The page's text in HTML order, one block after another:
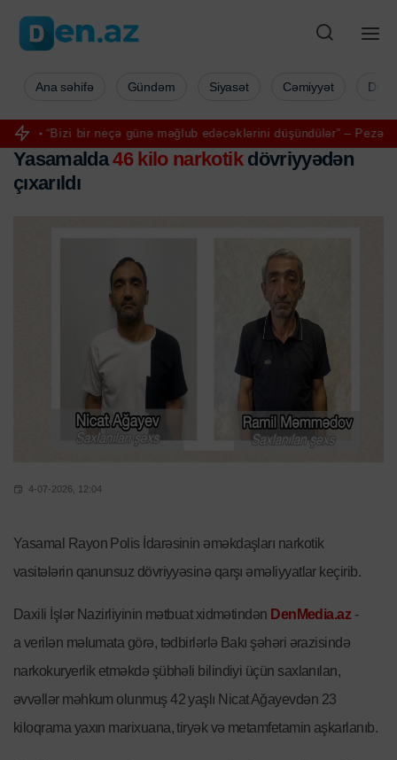
“Bizi bir neçə günə məğlub edəcəklərini düşündülər” – Pezəşkian
Ana səhifə Gündəm Siyasət Cəmiyyət
Yasamalda46 kilo narkotikdövriyyədən
çıxarıldı
4-07-2026, 12:04
Yasamal Rayon Polis İdarəsinin əməkdaşları narkotik
vasitələrin qanunsuz dövriyyəsinə qarşı əməliyyatlar keçirib.
Daxili İşlər Nazirliyinin mətbuat xidmətindən DenMedia.az-
a verilən məlumata görə, tədbirlərlə Bakı şəhəri ərazisində
narkokuryerlik etməkdə şübhəli bilindiyi üçün saxlanılan,
əvvəllər məhkum olunmuş 42 yaşlı Nicat Ağayevdən 23
kiloqrama yaxın marixuana, tiryək və metamfetamin aşkarlanıb.